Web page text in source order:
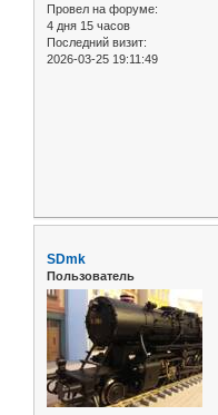
Провел на форуме:
4 дня 15 часов
Последний визит:
2026-03-25 19:11:49
SDmk
Пользователь